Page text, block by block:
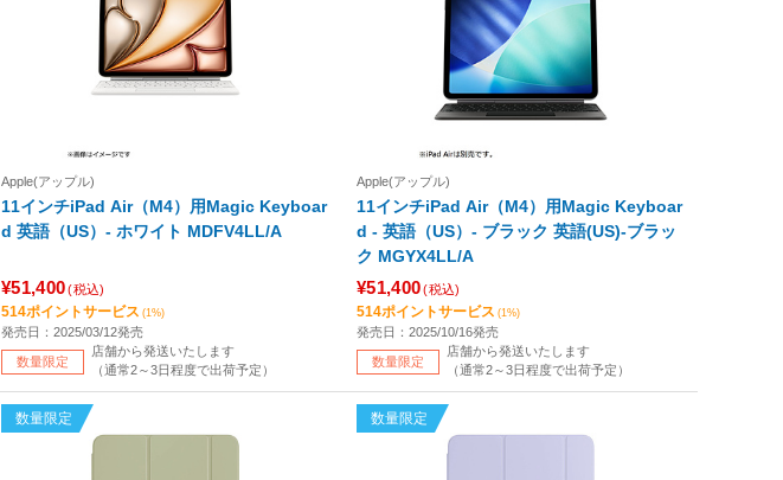
Apple(アップル)
11インチiPad Air（M4）用Magic Keyboar
d 英語（US）- ホワイト MDFV4LL/A
¥51,400(税込)
514ポイントサービス (1%)
発売日：2025/03/12発売
数量限定
店舗から発送いたします
（通常2～3日程度で出荷予定）
Apple(アップル)
11インチiPad Air（M4）用Magic Keyboar
d - 英語（US）- ブラック 英語(US)-ブラッ
ク MGYX4LL/A
¥51,400(税込)
514ポイントサービス (1%)
発売日：2025/10/16発売
数量限定
店舗から発送いたします
（通常2～3日程度で出荷予定）
数量限定 数量限定